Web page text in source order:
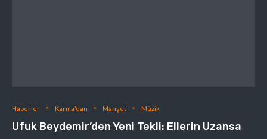
Haberler Karma'dan Manşet Müzik
Ufuk Beydemir’den Yeni Tekli: Ellerin Uzansa